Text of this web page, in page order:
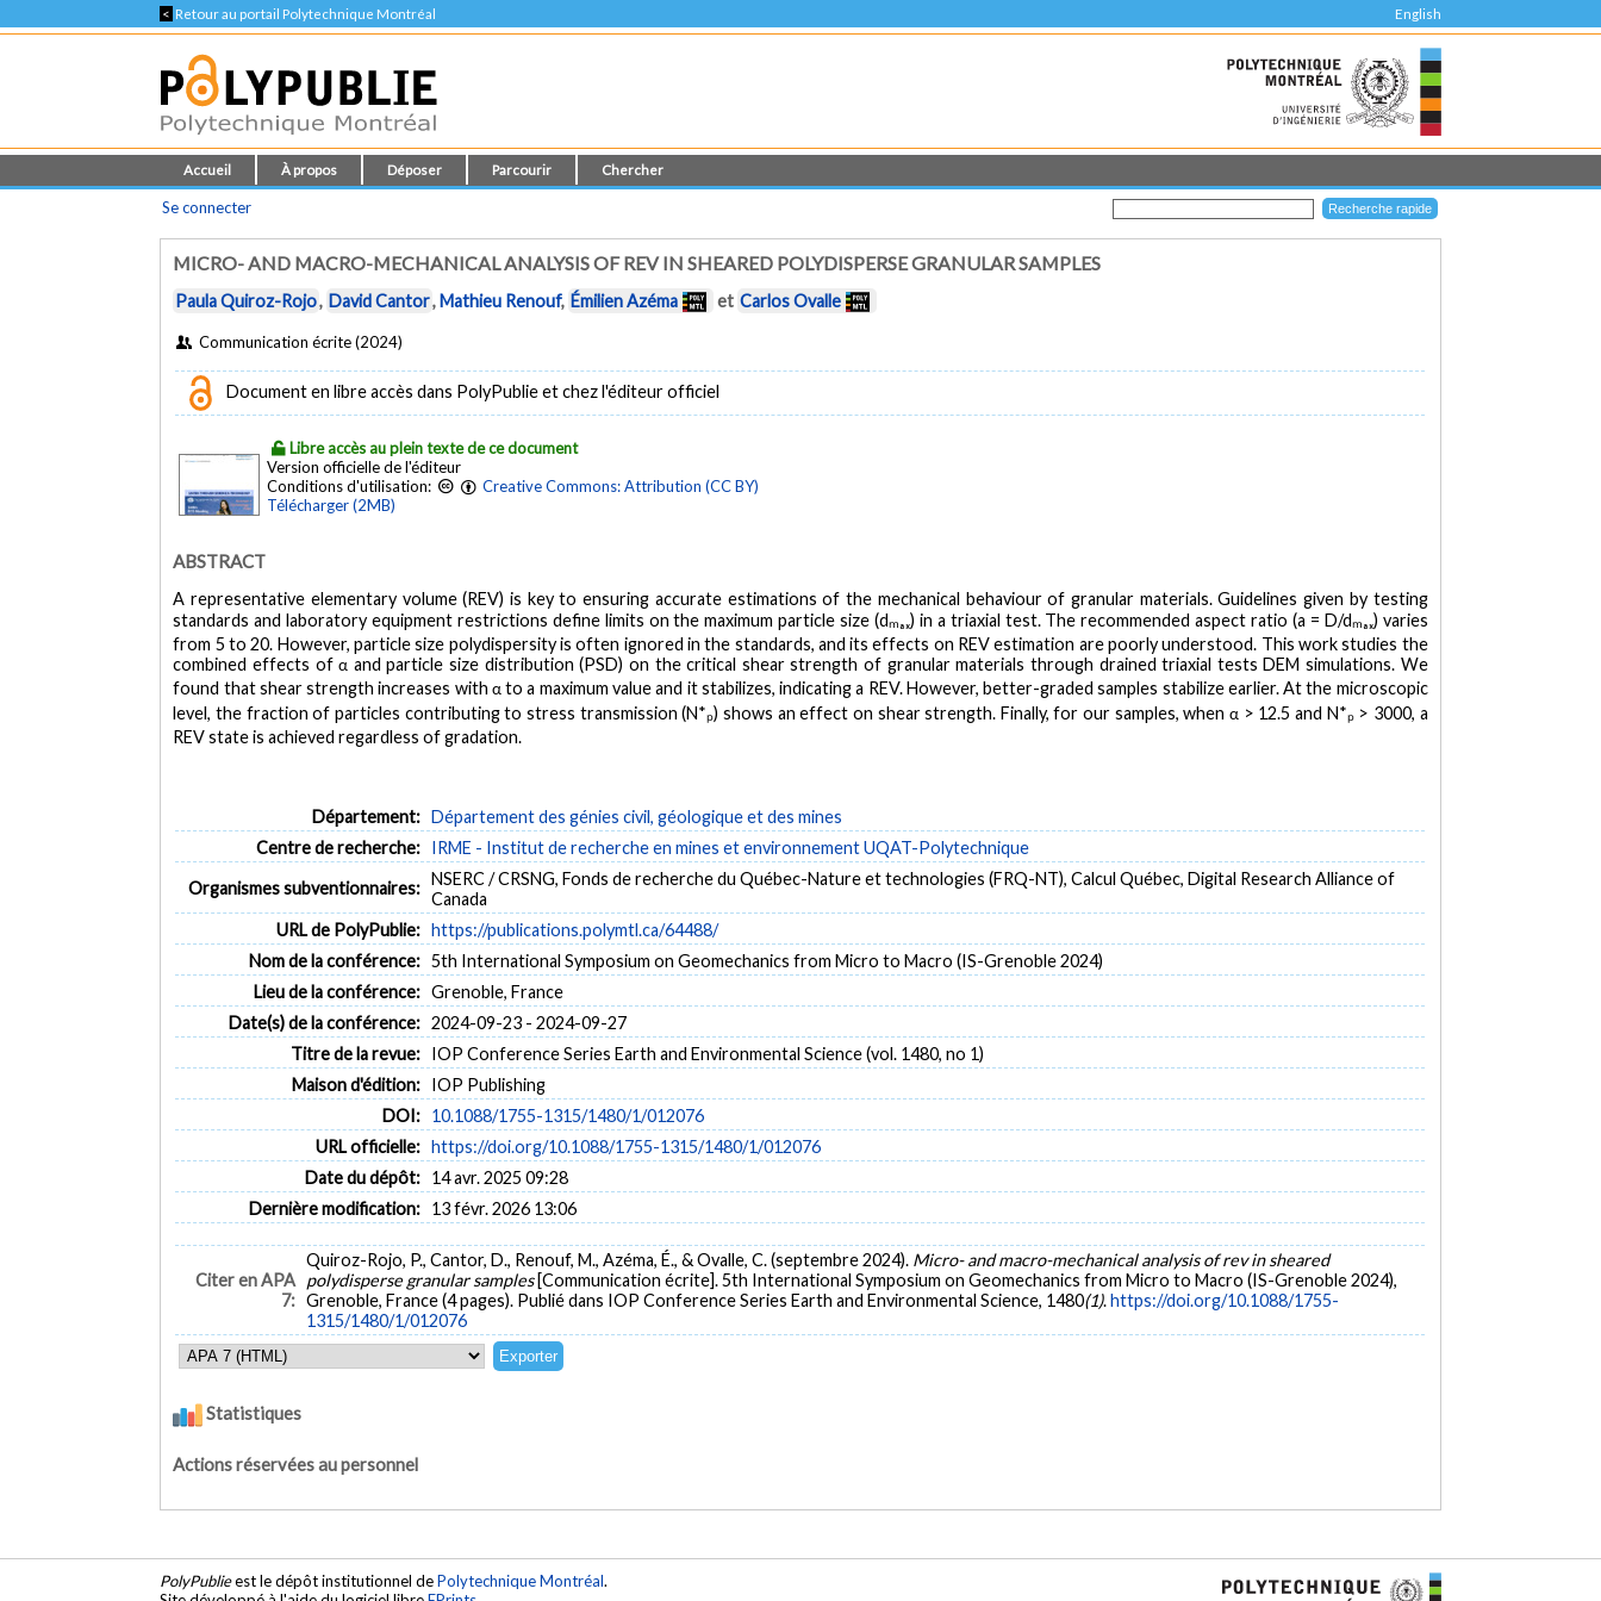
< Retour au portail Polytechnique Montréal English
Accueil À propos Déposer Parcourir Chercher
Se connecter
MICRO- AND MACRO-MECHANICAL ANALYSIS OF REV IN SHEARED POLYDISPERSE GRANULAR SAMPLES
Paula Quiroz-Rojo, David Cantor,Mathieu Renouf, Émilien Azéma et Carlos Ovalle
Communication écrite (2024)
Document en libre accès dans PolyPublie et chez l'éditeur officiel
Libre accès au plein texte de ce document
Version officielle de l'éditeur
Conditions d'utilisation:
Creative Commons: Attribution (CC BY)
Télécharger (2MB)
ABSTRACT
A representative elementary volume (REV) is key to ensuring accurate estimations of the mechanical behaviour of granular materials. Guidelines given by testing
standards and laboratory equipment restrictions define limits on the maximum particle size (dₘₐₓ) in a triaxial test. The recommended aspect ratio (a = D/dₘₐₓ) varies
from 5 to 20. However, particle size polydispersity is often ignored in the standards, and its effects on REV estimation are poorly understood. This work studies the
combined effects of α and particle size distribution (PSD) on the critical shear strength of granular materials through drained triaxial tests DEM simulations. We
found that shear strength increases with α to a maximum value and it stabilizes, indicating a REV. However, better-graded samples stabilize earlier. At the microscopic
level, the fraction of particles contributing to stress transmission (N*ₚ) shows an effect on shear strength. Finally, for our samples, when α > 12.5 and N*ₚ > 3000, a
REV state is achieved regardless of gradation.
Département: Département des génies civil, géologique et des mines
Centre de recherche: IRME - Institut de recherche en mines et environnement UQAT-Polytechnique
Organismes subventionnaires: NSERC / CRSNG, Fonds de recherche du Québec-Nature et technologies (FRQ-NT), Calcul Québec, Digital Research Alliance of
Canada
URL de PolyPublie: https://publications.polymtl.ca/64488/
Nom de la conférence: 5th International Symposium on Geomechanics from Micro to Macro (IS-Grenoble 2024)
Lieu de la conférence: Grenoble, France
Date(s) de la conférence: 2024-09-23 - 2024-09-27
Titre de la revue: IOP Conference Series Earth and Environmental Science (vol. 1480, no 1)
Maison d'édition: IOP Publishing
DOI: 10.1088/1755-1315/1480/1/012076
URL officielle: https://doi.org/10.1088/1755-1315/1480/1/012076
Date du dépôt: 14 avr. 2025 09:28
Dernière modification: 13 févr. 2026 13:06
Citer en APA
7:
Quiroz-Rojo, P., Cantor, D., Renouf, M., Azéma, É., & Ovalle, C. (septembre 2024). Micro- and macro-mechanical analysis of rev in sheared
polydisperse granular samples [Communication écrite]. 5th International Symposium on Geomechanics from Micro to Macro (IS-Grenoble 2024),
Grenoble, France (4 pages). Publié dans IOP Conference Series Earth and Environmental Science, 1480(1).https://doi.org/10.1088/1755-
1315/1480/1/012076
Statistiques
Actions réservées au personnel
PolyPublieest le dépôt institutionnel dePolytechnique Montréal.